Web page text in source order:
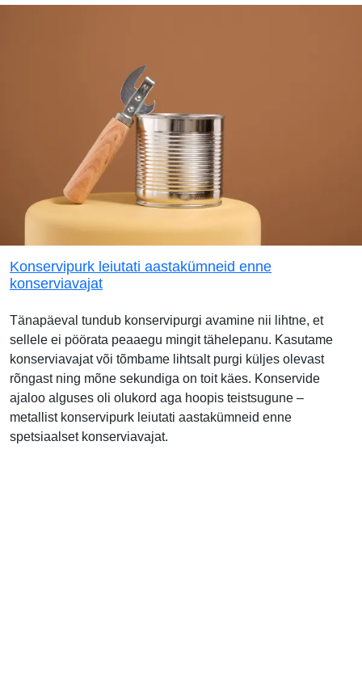
Konservipurk leiutati aastakümneid enne
konserviavajat
Tänapäeval tundub konservipurgi avamine nii lihtne, et
sellele ei pöörata peaaegu mingit tähelepanu. Kasutame
konserviavajat või tõmbame lihtsalt purgi küljes olevast
rõngast ning mõne sekundiga on toit käes. Konservide
ajaloo alguses oli olukord aga hoopis teistsugune –
metallist konservipurk leiutati aastakümneid enne
spetsiaalset konserviavajat.